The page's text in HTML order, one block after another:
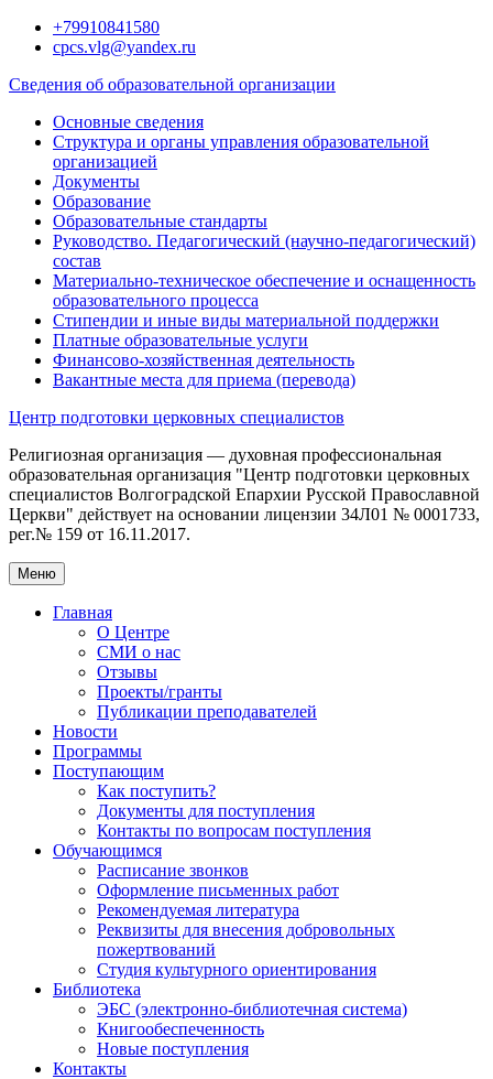
Перейти+79910841580
cpcs.vlg@yandex.ru
Сведения об образовательной организации
Основные сведения
Структура и органы управления образовательной
организацией
Документы
Образование
Образовательные стандарты
Руководство. Педагогический (научно-педагогический)
состав
Материально-техническое обеспечение и оснащенность
образовательного процесса
Стипендии и иные виды материальной поддержки
Платные образовательные услуги
Финансово-хозяйственная деятельность
Вакантные места для приема (перевода)
Центр подготовки церковных специалистов
Религиозная организация — духовная профессиональная
образовательная организация "Центр подготовки церковных
специалистов Волгоградской Eпархии Русской Православной
Церкви" действует на основании лицензии 34Л01 № 0001733,
рег.№ 159 от 16.11.2017.
Меню
Главная
О Центре
СМИ о нас
Отзывы
Проекты/гранты
Публикации преподавателей
Новости
Программы
Поступающим
Как поступить?
Документы для поступления
Контакты по вопросам поступления
Обучающимся
Расписание звонков
Оформление письменных работ
Рекомендуемая литература
Реквизиты для внесения добровольных
пожертвований
Студия культурного ориентирования
Библиотека
ЭБС (электронно-библиотечная система)
Книгообеспеченность
Новые поступления
Контакты